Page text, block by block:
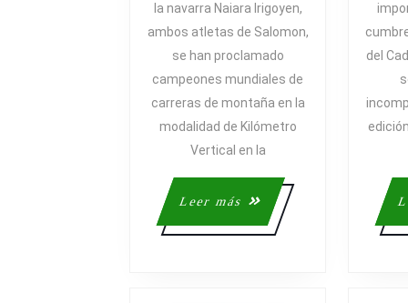
NAIARA
IRIGOYEN,
CAMPEONES
MUNDIALES
DE
KILÓMETRO
la navarra Naiara Irigoyen,
ambos atletas de Salomon,
se han proclamado
campeones mundiales de
carreras de montaña en la
modalidad de Kilómetro
Vertical en la
Leer más
Leer
más
del